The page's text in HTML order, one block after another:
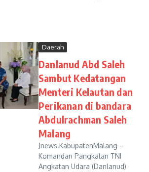
Daerah
Danlanud Abd Saleh
Sambut Kedatangan
Menteri Kelautan dan
Perikanan di bandara
Abdulrachman Saleh
Malang
Jnews.KabupatenMalang –
Komandan Pangkalan TNI
Angkatan Udara (Danlanud)